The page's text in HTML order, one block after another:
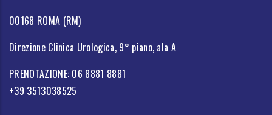
00168 ROMA (RM)
Direzione Clinica Urologica, 9° piano, ala A
PRENOTAZIONE: 06 8881 8881
+39 3513038525